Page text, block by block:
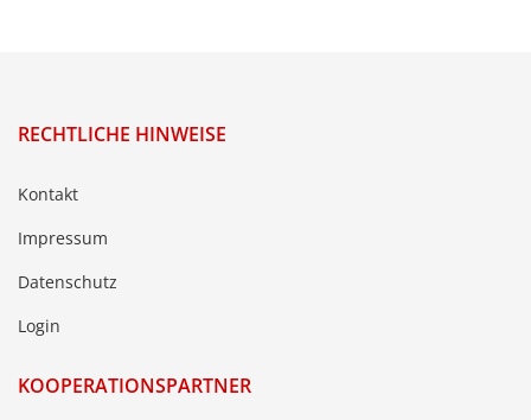
RECHTLICHE HINWEISE
Kontakt
Impressum
Datenschutz
Login
KOOPERATIONSPARTNER